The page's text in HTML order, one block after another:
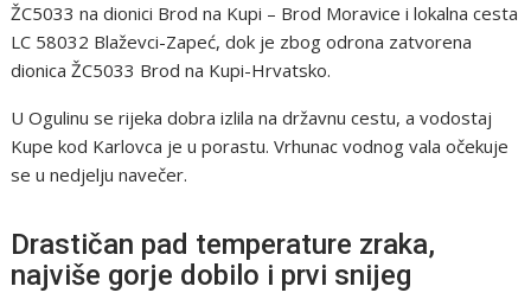
ŽC5033 na dionici Brod na Kupi – Brod Moravice i lokalna cesta
LC 58032 Blaževci-Zapeć, dok je zbog odrona zatvorena
dionica ŽC5033 Brod na Kupi-Hrvatsko.
U Ogulinu se rijeka dobra izlila na državnu cestu, a vodostaj
Kupe kod Karlovca je u porastu. Vrhunac vodnog vala očekuje
se u nedjelju navečer.
Drastičan pad temperature zraka,
najviše gorje dobilo i prvi snijeg